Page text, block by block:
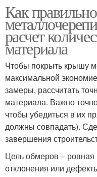
Как
расчет
материала
Чтобы покрыть крышу
максимальной
замеры, рассчитать
материала. Важно
чтобы убедиться в их
должны совпадать).
завершения
Цель обмеров – ровная
отклонения или